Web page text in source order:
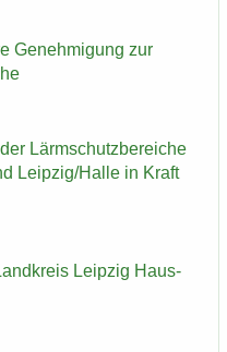
Ge­neh­mi­gung zur
Lärm­schutz­be­rei­che
Leip­zig/Halle in Kraft
Leip­zig Haus­